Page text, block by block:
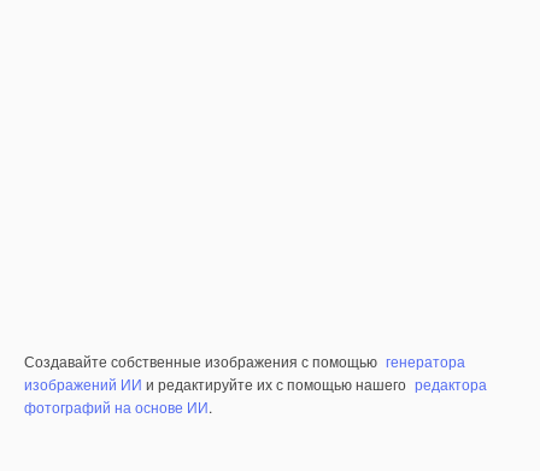
Создавайте собственные изображения с помощью генератора
изображений ИИ и редактируйте их с помощью нашего редактора
фотографий на основе ИИ.